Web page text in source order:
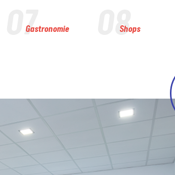
07
Gastronomie 08
Shops